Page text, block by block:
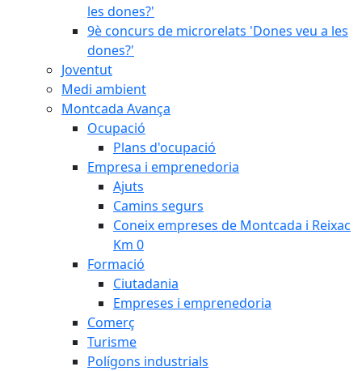
les dones?'
9è concurs de microrelats 'Dones veu a les
dones?'
Joventut
Medi ambient
Montcada Avança
Ocupació
Plans d'ocupació
Empresa i emprenedoria
Ajuts
Camins segurs
Coneix empreses de Montcada i Reixac
Km 0
Formació
Ciutadania
Empreses i emprenedoria
Comerç
Turisme
Polígons industrials